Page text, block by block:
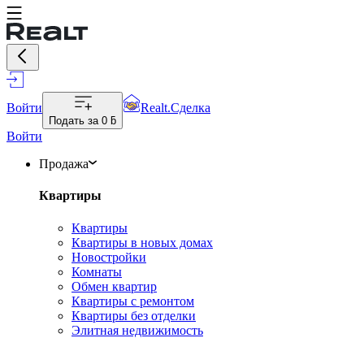
Войти
Подать за 0 ƃ
Realt.Сделка
Войти
Продажа
Квартиры
Квартиры
Квартиры в новых домах
Новостройки
Комнаты
Обмен квартир
Квартиры с ремонтом
Квартиры без отделки
Элитная недвижимость